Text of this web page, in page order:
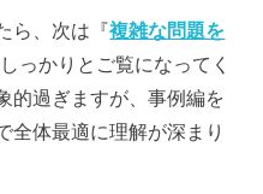
ら、次は『複雑な問題を
っかりとご覧になってく
的過ぎますが、事例編を
全体最適に理解が深まり